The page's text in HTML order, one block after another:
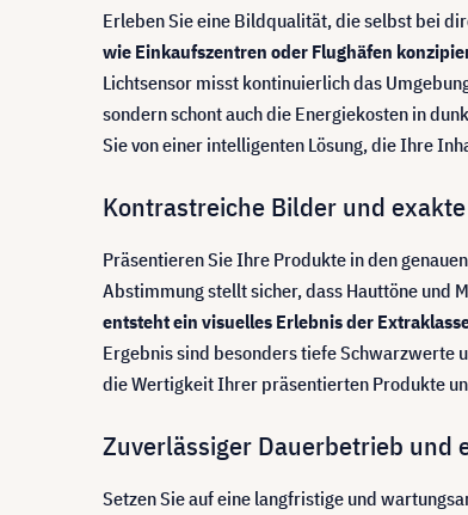
Erleben Sie eine Bildqualität, die selbst bei
wie Einkaufszentren oder Flughäfen
Lichtsensor misst kontinuierlich das
sondern schont auch die Energiekosten in
Sie von einer intelligenten Lösung, die Ihre
Kontrastreiche Bilder und
Präsentieren Sie Ihre Produkte in den
Abstimmung stellt sicher, dass Hauttöne
entsteht ein visuelles Erlebnis der
Ergebnis sind besonders tiefe Schwarzwerte
die Wertigkeit Ihrer präsentierten Produkte
Zuverlässiger Dauerbetrieb und
Setzen Sie auf eine langfristige und